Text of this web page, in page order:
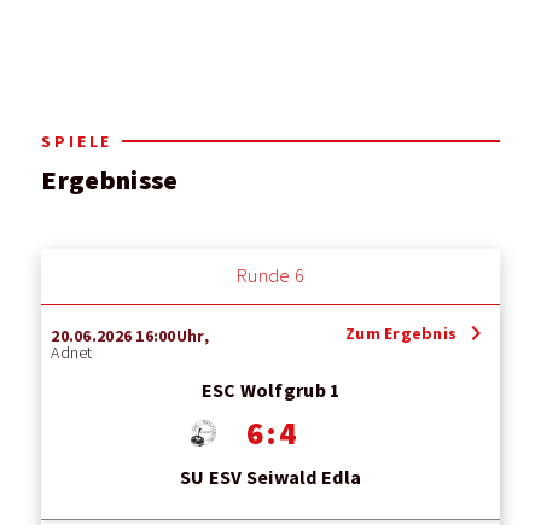
SPIELE
Ergebnisse
Runde 6
20.06.2026 16:00Uhr,
Adnet
ESC Wolfgrub 1
6 : 4
SU ESV Seiwald Edla
Zum Ergebnis chevron_right